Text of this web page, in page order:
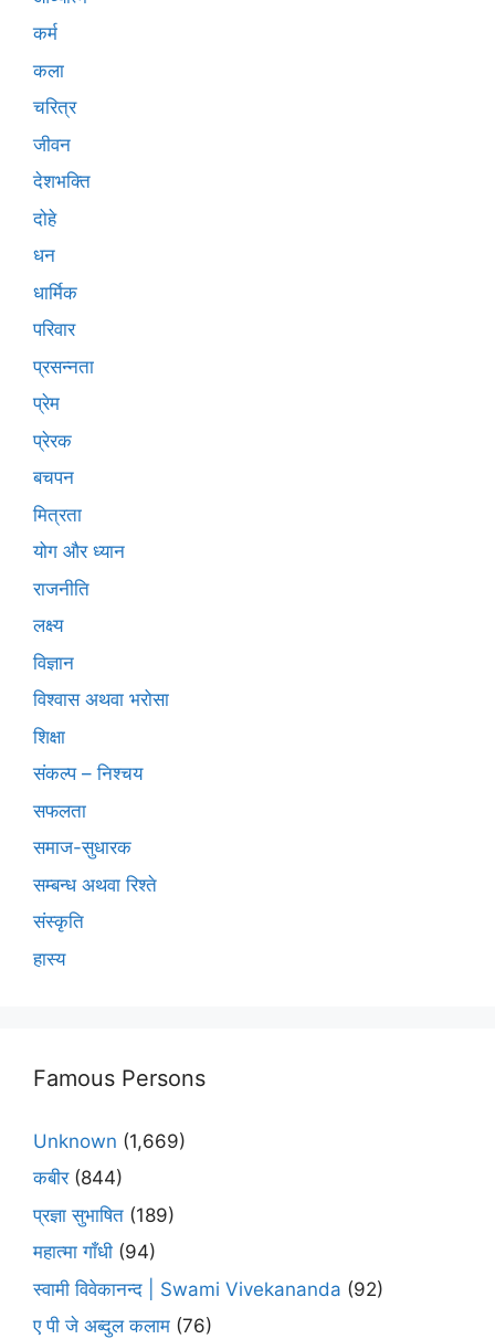
कर्म
कला
चरित्र
जीवन
देशभक्ति
दोहे
धन
धार्मिक
परिवार
प्रसन्नता
प्रेम
प्रेरक
बचपन
मित्रता
योग और ध्यान
राजनीति
लक्ष्य
विज्ञान
विश्वास अथवा भरोसा
शिक्षा
संकल्प – निश्चय
सफलता
समाज-सुधारक
सम्बन्ध अथवा रिश्ते
संस्कृति
हास्य
Famous Persons
Unknown (1,669)
कबीर(844)
प्रज्ञा सुभाषित (189)
महात्मा गाँधी (94)
स्वामी विवेकानन्द | Swami Vivekananda (92)
ए पी जे अब्दुल कलाम (76)